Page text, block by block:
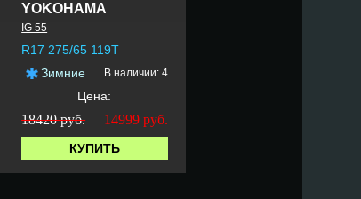
YOKOHAMA
IG 55
R17 275/65 119T
Зимние
В наличии: 4
Цена:
18420 руб. 14999 руб.
КУПИТЬ